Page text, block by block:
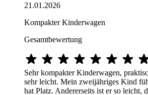
21.01.2026
Kompakter Kinderwagen
Gesamtbewertung
Sehr kompakter Kinderwagen,
sehr leicht. Mein zweijähriges Kind
hat Platz. Andererseits ist er so leicht,